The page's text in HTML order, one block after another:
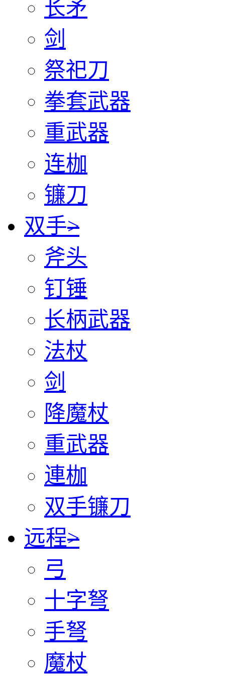
长矛
剑
祭祀刀
拳套武器
重武器
连枷
镰刀
双手>
斧头
钉锤
长柄武器
法杖
剑
降魔杖
重武器
連枷
双手镰刀
远程>
弓
十字弩
手弩
魔杖